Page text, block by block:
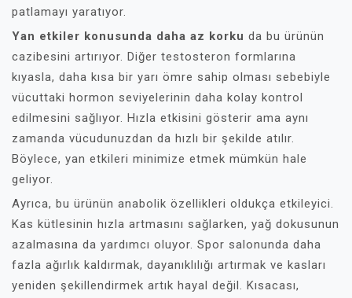
patlamayı yaratıyor.
Yan etkiler konusunda daha az korku da bu ürünün
cazibesini artırıyor. Diğer testosteron formlarına
kıyasla, daha kısa bir yarı ömre sahip olması sebebiyle
vücuttaki hormon seviyelerinin daha kolay kontrol
edilmesini sağlıyor. Hızla etkisini gösterir ama aynı
zamanda vücudunuzdan da hızlı bir şekilde atılır.
Böylece, yan etkileri minimize etmek mümkün hale
geliyor.
Ayrıca, bu ürünün anabolik özellikleri oldukça etkileyici.
Kas kütlesinin hızla artmasını sağlarken, yağ dokusunun
azalmasına da yardımcı oluyor. Spor salonunda daha
fazla ağırlık kaldırmak, dayanıklılığı artırmak ve kasları
yeniden şekillendirmek artık hayal değil. Kısacası,